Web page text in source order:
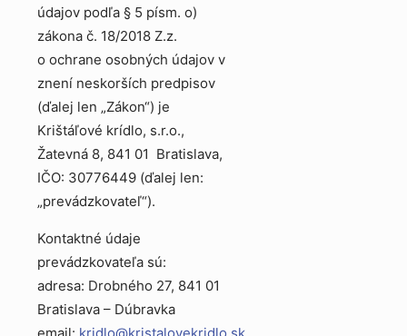
údajov podľa § 5 písm. o)
zákona č. 18/2018 Z.z.
o ochrane osobných údajov v
znení neskorších predpisov
(ďalej len „Zákon“) je
Krištáľové krídlo, s.r.o.,
Žatevná 8, 841 01 Bratislava,
IČO: 30776449 (ďalej len:
„prevádzkovateľ“).
Kontaktné údaje
prevádzkovateľa sú:
adresa: Drobného 27, 841 01
Bratislava – Dúbravka
email: kridlo@kristalovekridlo.sk